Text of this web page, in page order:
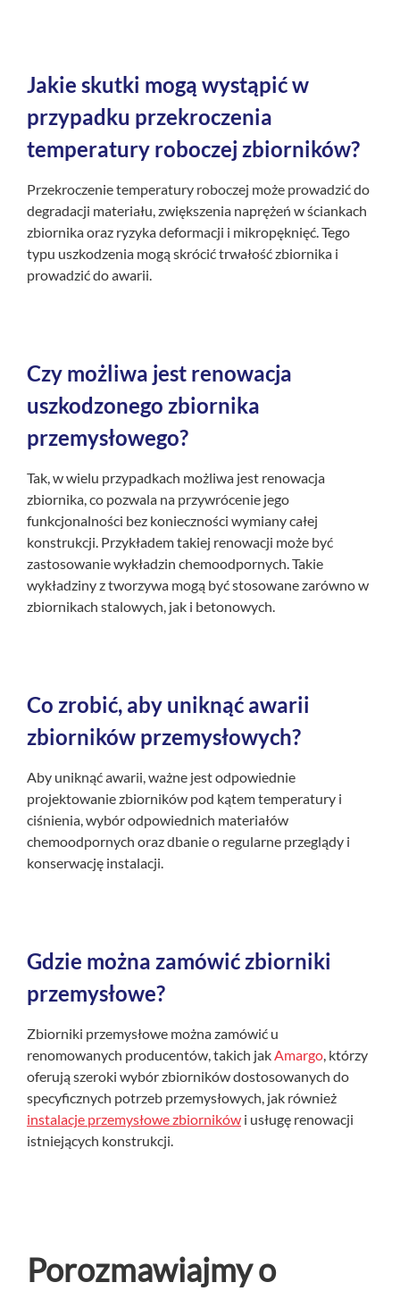
Jakie skutki mogą wystąpić w
przypadku przekroczenia
temperatury roboczej zbiorników?
Przekroczenie temperatury roboczej może prowadzić do
degradacji materiału, zwiększenia naprężeń w ściankach
zbiornika oraz ryzyka deformacji i mikropęknięć. Tego
typu uszkodzenia mogą skrócić trwałość zbiornika i
prowadzić do awarii.
Czy możliwa jest renowacja
uszkodzonego zbiornika
przemysłowego?
Tak, w wielu przypadkach możliwa jest renowacja
zbiornika, co pozwala na przywrócenie jego
funkcjonalności bez konieczności wymiany całej
konstrukcji. Przykładem takiej renowacji może być
zastosowanie wykładzin chemoodpornych. Takie
wykładziny z tworzywa mogą być stosowane zarówno w
zbiornikach stalowych, jak i betonowych.
Co zrobić, aby uniknąć awarii
zbiorników przemysłowych?
Aby uniknąć awarii, ważne jest odpowiednie
projektowanie zbiorników pod kątem temperatury i
ciśnienia, wybór odpowiednich materiałów
chemoodpornych oraz dbanie o regularne przeglądy i
konserwację instalacji.
Gdzie można zamówić zbiorniki
przemysłowe?
Zbiorniki przemysłowe można zamówić u
renomowanych producentów, takich jakAmargo, którzy
oferują szeroki wybór zbiorników dostosowanych do
specyficznych potrzeb przemysłowych, jak również
instalacje przemysłowe zbiorników i usługę renowacji
istniejących konstrukcji.
Porozmawiajmy o